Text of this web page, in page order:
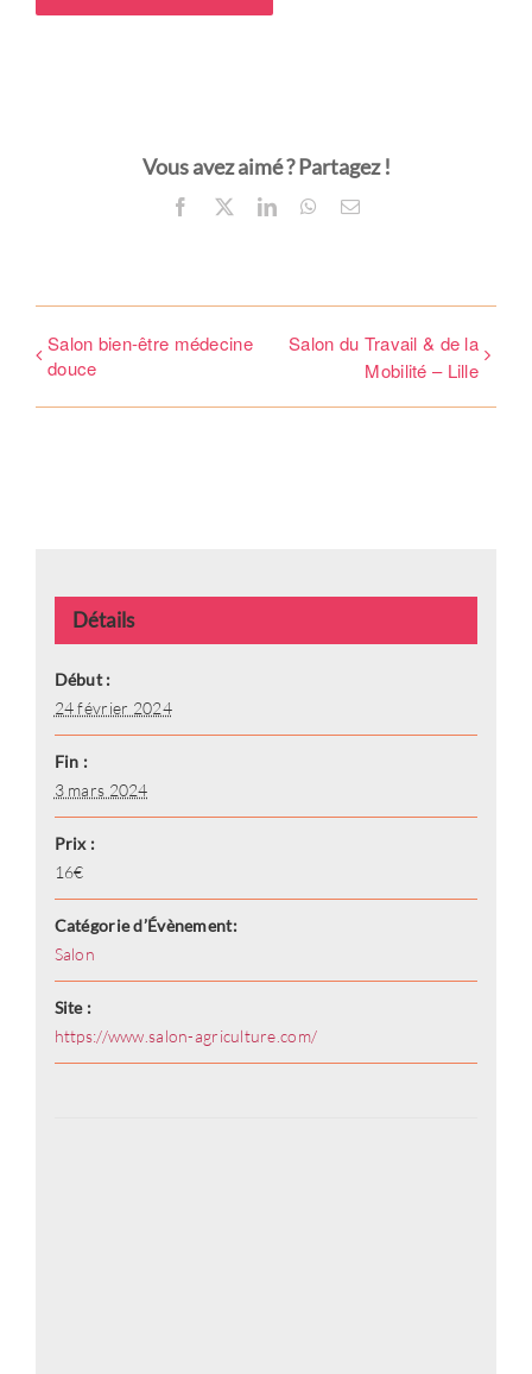
Vous avez aimé ? Partagez !
Facebook
X LinkedInWhatsApp
Email
Salon bien-être médecine
douce
Salon du Travail & de la
Mobilité – Lille
Détails
Début :
24 février 2024
Fin :
3 mars 2024
Prix :
16€
Catégorie d’Évènement:
Salon
Site :
https://www.salon-agriculture.com/
Bienvenue !
Se connecter